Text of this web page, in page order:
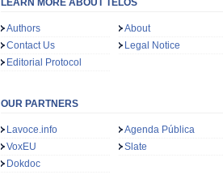
LEARN MORE ABOUT TELOS
Authors
About
Contact Us
Legal Notice
Editorial Protocol
OUR PARTNERS
Lavoce.info
Agenda Pública
VoxEU
Slate
Dokdoc